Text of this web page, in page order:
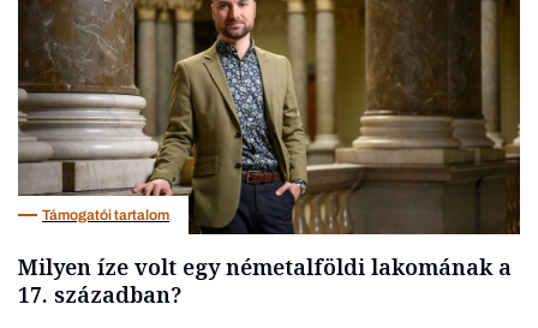
Támogatói tartalom
Milyen íze volt egy németalföldi lakomának a
17. században?